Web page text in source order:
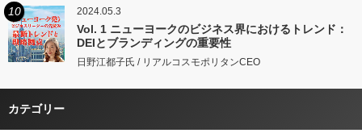
10 2024.05.3
Vol. 1 ニューヨークのビジネス界におけるトレンド：
DEIとブランディングの重要性
日野江都子氏 / リアルコスモポリタンCEO
カテゴリー